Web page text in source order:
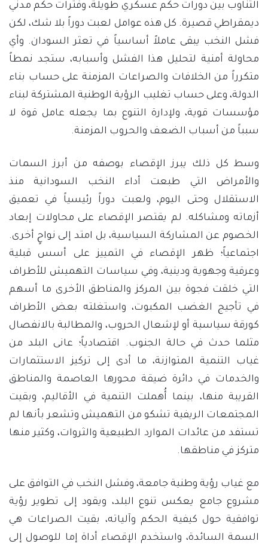
التناوب بين دورات حكم عسكري طويلة، وفترات حكم مدني
ديمقراطي قصيرة. كل هذه عوامل لعبت دوراً بلا شك، لكن
فشل النخب يبقى عاملاً أساسياً في تعثر السودان. وأي
محاولة أمنية لتحليل هذا الفشل وأسبابه، ستجد نمطاً
متكرراً من الخلافات والصراعات المزمنة على حساب بناء
الدولة، وعلى حساب تغليب الرؤية الوطنية المشتركة لبناء
مؤسسات قوية، ولإدارة التنوع بما يجعله عامل قوة لا
سبباً من أسباب الضعف والحروب المزمنة.
وسط كل ذلك يبرز الإقصاء بوصفه من أبرز السمات
والأمراض التي طبعت أداء النخب السودانية منذ
الاستقلال وحتى اليوم، ولعبت دوراً رئيسياً في تعميق
أزماته ومشاكله. لم يقتصر الإقصاء على محاولات إبعاد
الخصوم عن المشاركة السياسية، بل امتد إلى نواحٍ أخرى.
اجتماعياً؛ ظهر الإقصاء في التمييز على أسس قبلية
وعرقية وجهوية ودينية، وفي سياسات التهميش للأطراف
التي خلقت فجوة بين المركز والمناطق الأخرى ما أسهم
في تأجيج الغضب المكبوت، واستغلته بعض الأطراف
كورقة سياسية أو لإشعال الحروب، والمطالبة بالانفصال
مثلما حدث في حالة الجنوب. اقتصادياً؛ عانى البلد من
غياب التنمية المتوازنة، ما أدى إلى تركيز الاستثمارات
والخدمات في دائرة ضيقة محورها العاصمة والمناطق
القريبة منها، بينما أُهملت التنمية في الأقاليم، وبقيت
المجتمعات الريفية تشكو من التهميش وتشعر بأنها لم
تستفد من عائدات الموارد الطبيعية والثروات، وكثير منها
متركز في مناطقها.
مع غياب رؤية وطنية جامعة، وفشل النخب في التوافق على
مشروع جامع يعكس تنوع البلد، ويقود إلى تطوير رؤية
توافقية حول كيفية الحكم وآلياته، بقيت الصراعات هي
السمة السائدة، واستخدم الإقصاء أداة إما للوصول إلى